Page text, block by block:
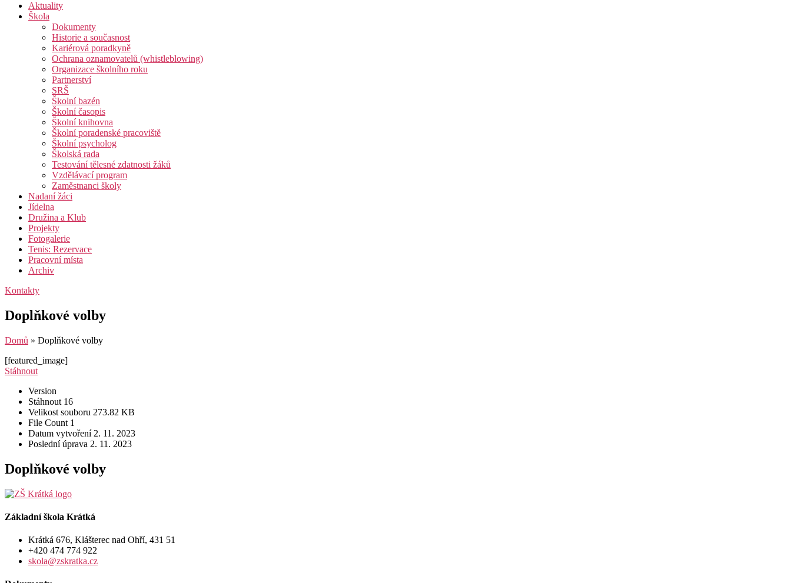
Aktuality
Škola
Dokumenty
Historie a současnost
Kariérová poradkyně
Ochrana oznamovatelů (whistleblowing)
Organizace školního roku
Partnerství
SRŠ
Školní bazén
Školní časopis
Školní knihovna
Školní poradenské pracoviště
Školní psycholog
Školská rada
Testování tělesné zdatnosti žáků
Vzdělávací program
Zaměstnanci školy
Nadaní žáci
Jídelna
Družina a Klub
Projekty
Fotogalerie
Tenis: Rezervace
Pracovní místa
Archiv
Kontakty
Doplňkové volby
Domů » Doplňkové volby
[featured_image]
Stáhnout
Version
Stáhnout 16
Velikost souboru 273.82 KB
File Count 1
Datum vytvoření 2. 11. 2023
Poslední úprava 2. 11. 2023
Doplňkové volby
Základní škola Krátká
Krátká 676, Klášterec nad Ohří, 431 51
+420 474 774 922
skola@zskratka.cz